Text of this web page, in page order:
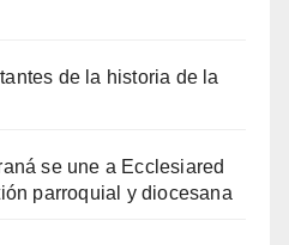
de la historia de la
se une a Ecclesiared
parroquial y diocesana